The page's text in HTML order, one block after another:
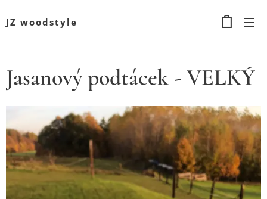
JZ woodstyle
Jasanový podtácek - VELKÝ